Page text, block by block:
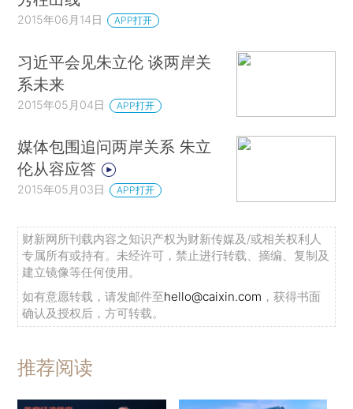
2015年06月14日 APP打开
习近平会见朱立伦 谈两岸关
系未来
2015年05月04日 APP打开
媒体包围追问两岸关系 朱立
伦从容应答
2015年05月03日 APP打开
财新网所刊载内容之知识产权为财新传媒及/或相关权利人
专属所有或持有。未经许可，禁止进行转载、摘编、复制及
建立镜像等任何使用。
如有意愿转载，请发邮件至hello@caixin.com ，获得书面
确认及授权后，方可转载。
推荐阅读